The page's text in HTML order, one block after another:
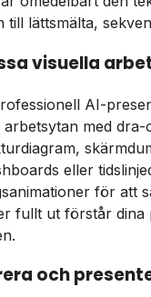
lättsmälta,
visuella
AI-
arbetsytan med
eller
för att
fullt ut förstår dina
och